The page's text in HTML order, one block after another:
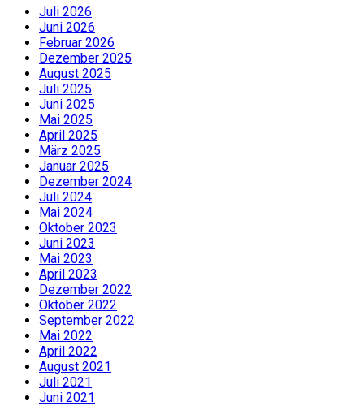
Juli 2026
Juni 2026
Februar 2026
Dezember 2025
August 2025
Juli 2025
Juni 2025
Mai 2025
April 2025
März 2025
Januar 2025
Dezember 2024
Juli 2024
Mai 2024
Oktober 2023
Juni 2023
Mai 2023
April 2023
Dezember 2022
Oktober 2022
September 2022
Mai 2022
April 2022
August 2021
Juli 2021
Juni 2021